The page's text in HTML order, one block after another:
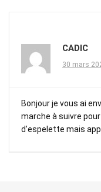
CADIC
30 mars
Bonjour je vous ai
marche à suivre
d’espelette mais